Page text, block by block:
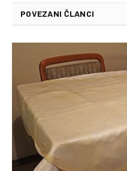
POVEZANI ČLANCI